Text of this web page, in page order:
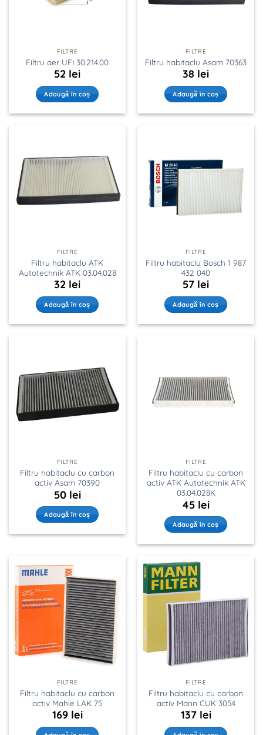
FILTRE
Filtru aer UFI 30.214.00
52 lei
Adaugă în coș
FILTRE
Filtru habitaclu Asam 70363
38 lei
Adaugă în coș
FILTRE
Filtru habitaclu ATK
Autotechnik ATK 03.04.028
32 lei
Adaugă în coș
FILTRE
Filtru habitaclu Bosch 1 987
432 040
57 lei
Adaugă în coș
FILTRE
Filtru habitaclu cu carbon
activ Asam 70390
50 lei
Adaugă în coș
FILTRE
Filtru habitaclu cu carbon
activ ATK Autotechnik ATK
03.04.028K
45 lei
Adaugă în coș
FILTRE
Filtru habitaclu cu carbon
activ Mahle LAK 75
169 lei
FILTRE
Filtru habitaclu cu carbon
activ Mann CUK 3054
137 lei